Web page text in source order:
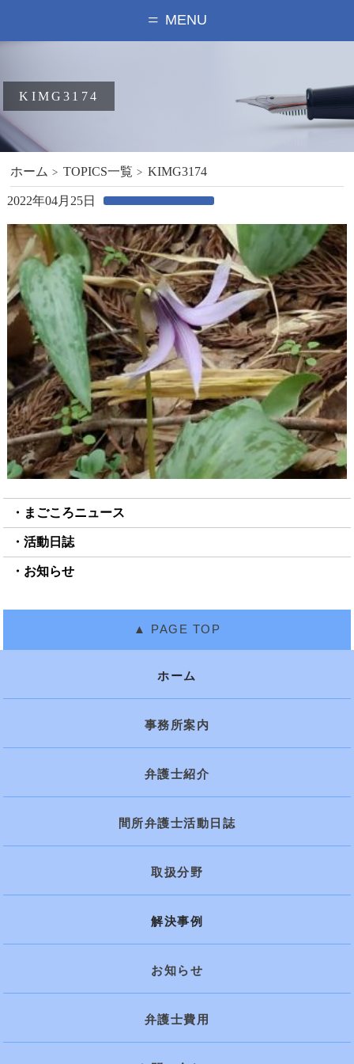
MENU
KIMG3174
ホーム TOPICS一覧 KIMG3174
2022年04月25日
まごころニュース
活動日誌
お知らせ
ホーム
事務所案内
弁護士紹介
間所弁護士活動日誌
取扱分野
解決事例
お知らせ
弁護士費用